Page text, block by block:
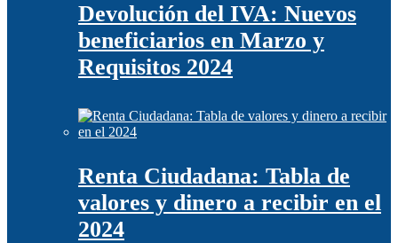
Devolución del IVA: Nuevos
beneficiarios en Marzo y
Requisitos 2024
Renta Ciudadana: Tabla de
valores y dinero a recibir en el
2024